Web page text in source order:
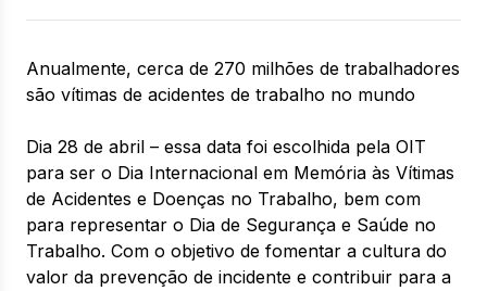
Anualmente, cerca de 270 milhões de trabalhadores
são vítimas de acidentes de trabalho no mundo
Dia 28 de abril – essa data foi escolhida pela OIT
para ser o Dia Internacional em Memória às Vítimas
de Acidentes e Doenças no Trabalho, bem com
para representar o Dia de Segurança e Saúde no
Trabalho. Com o objetivo de fomentar a cultura do
valor da prevenção de incidente e contribuir para a